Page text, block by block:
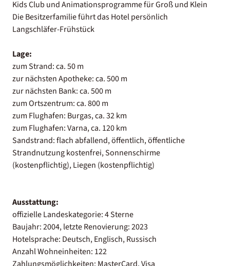
Kids Club und Animationsprogramme für Groß und Klein
Die Besitzerfamilie führt das Hotel persönlich
Langschläfer-Frühstück
Lage:
zum Strand: ca. 50 m
zur nächsten Apotheke: ca. 500 m
zur nächsten Bank: ca. 500 m
zum Ortszentrum: ca. 800 m
zum Flughafen: Burgas, ca. 32 km
zum Flughafen: Varna, ca. 120 km
Sandstrand: flach abfallend, öffentlich, öffentliche
Strandnutzung kostenfrei, Sonnenschirme
(kostenpflichtig), Liegen (kostenpflichtig)
Ausstattung:
offizielle Landeskategorie: 4 Sterne
Baujahr: 2004, letzte Renovierung: 2023
Hotelsprache: Deutsch, Englisch, Russisch
Anzahl Wohneinheiten: 122